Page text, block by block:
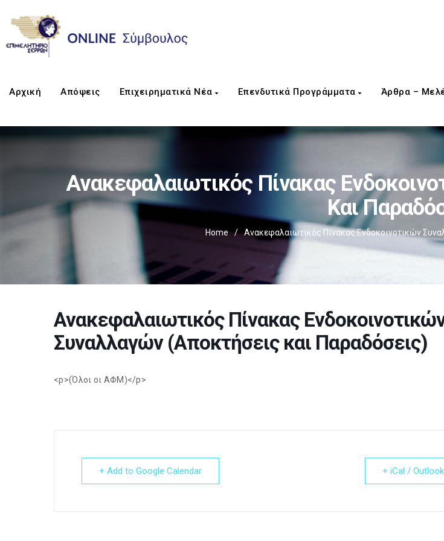
Αρχική Απόψεις Επιχειρηματικά Νέα Επενδυτικά Προγράμματα Άρθρα –
Ανακεφαλαιωτικός Πίνακας
Και
Home / Ανακεφαλαιωτικός Πίνακας Ενδοκοινοτικών
Ανακεφαλαιωτικός Πίνακας
Συναλλαγών (Αποκτήσεις και Παραδόσεις)
<p>(Όλοι οι ΑΦΜ)</p>
+ Add to Google Calendar + iCal /